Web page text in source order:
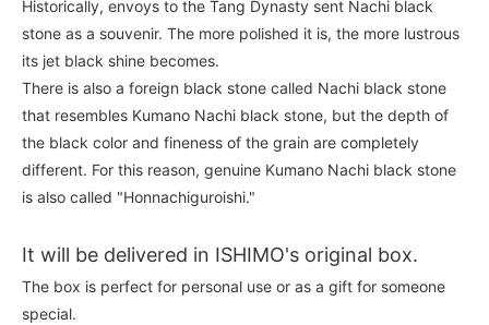
Historically, envoys to the Tang Dynasty sent Nachi black
stone as a souvenir. The more polished it is, the more lustrous
its jet black shine becomes.
There is also a foreign black stone called Nachi black stone
that resembles Kumano Nachi black stone, but the depth of
the black color and fineness of the grain are completely
different. For this reason, genuine Kumano Nachi black stone
is also called "Honnachiguroishi."
It will be delivered in ISHIMO's original box.
The box is perfect for personal use or as a gift for someone
special.